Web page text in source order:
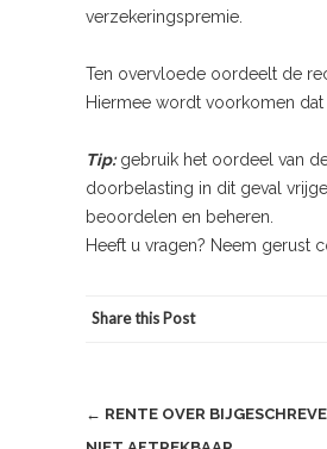
verzekeringspremie.
Ten overvloede oordeelt de
Hiermee wordt voorkomen
Tip:gebruik het oordeel van
doorbelasting in dit geval
beoordelen en beheren.
Heeft u vragen? Neem gerust
Share this Post
Post
← RENTE OVER